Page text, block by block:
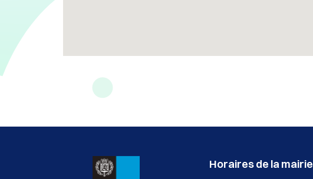
Horaires de la mairie